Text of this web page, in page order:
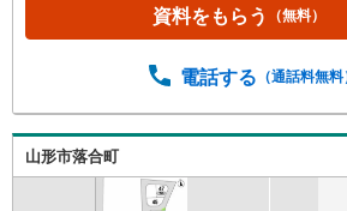
資料をもらう （無料）
電話する （通話料無料
山形市落合町